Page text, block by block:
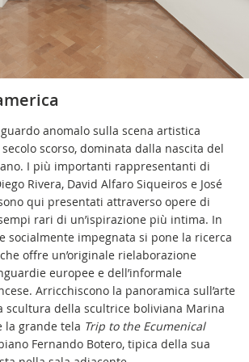
anomalo sulla scena artistica
scorso, dominata dalla nascita del
I più importanti rappresentanti di
Rivera, David Alfaro Siqueiros e José
qui presentati attraverso opere di
rari di un’ispirazione più intima. In
socialmente impegnata si pone la ricerca
offre un’originale rielaborazione
europee e dell’informale
Arricchiscono la panoramica sull’arte
scultura della scultrice boliviana Marina
la grande tela Trip to the Ecumenical
Fernando Botero, tipica della sua